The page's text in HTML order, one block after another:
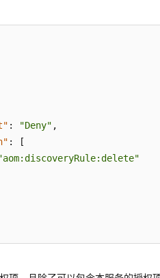
: "Deny" ,
:
[